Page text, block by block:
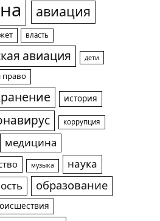
авиация
власть
авиация дети
право
история
коррупция
медицина
музыка
наука
образование